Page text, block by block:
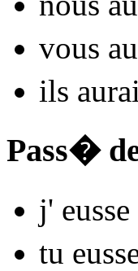
vous
ils
Pass�
j'
tu